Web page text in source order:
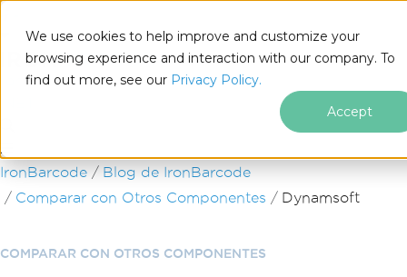
We use cookies to help improve and customize your
browsing experience and interaction with our company. To
find out more, see our Privacy Policy.
Accept
Saltar al pie de página
IronBarcode
Blog de IronBarcode
Comparar con Otros Componentes
Dynamsoft
COMPARAR CON OTROS COMPONENTES